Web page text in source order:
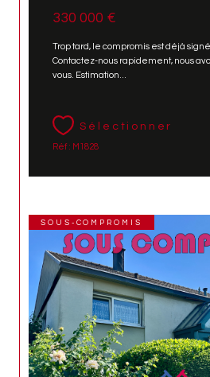
330 000 €
Trop tard, le compromis est déjà
Contactez-nous rapidement, nous
vous. Estimation...
Sélectionner
Réf : M1828
SOUS-COMPROMIS